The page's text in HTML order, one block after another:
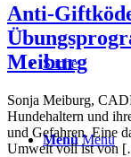
Suche
Menü Menü
Anti-
Meiburg
Sonja Meiburg,
Hundehaltern und
und Gefahren. Eine
Umwelt voll ist von